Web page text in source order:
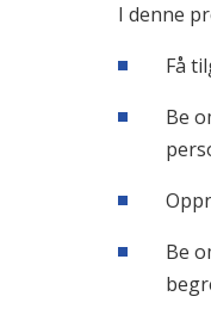
I denne
Få
Be
Be